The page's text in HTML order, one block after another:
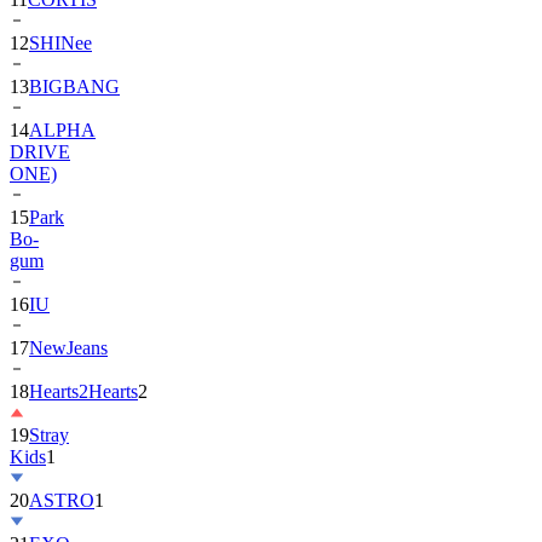
13BIGBANG
14ALPHA
DRIVE
ONE)
15Park
Bo-
gum
16IU
17NewJeans
18Hearts2Hearts
19Stray
Kids
20ASTRO
21EXO